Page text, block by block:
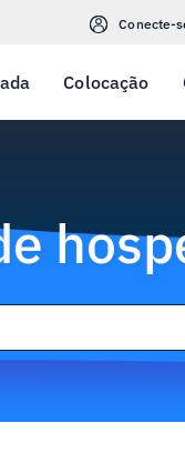
Conecte-
Colocação